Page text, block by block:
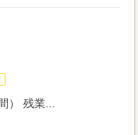
） 残業...